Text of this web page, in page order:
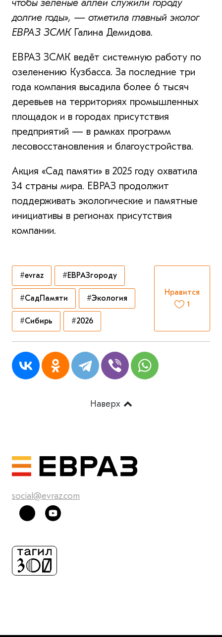
чтобы зеленые аллеи служили городу
долгие годы», — отметила главный эколог
ЕВРАЗ ЗСМК Галина Демидова.
ЕВРАЗ ЗСМК ведёт системную работу по
озеленению Кузбасса. За последние три
года компания высадила более 6 тысяч
деревьев на территориях промышленных
площадок и в городах присутствия
предприятий — в рамках программ
лесовосстановления и благоустройства.
Акция «Сад памяти» в 2025 году охватила
34 страны мира. ЕВРАЗ продолжит
поддерживать экологические и памятные
инициативы в регионах присутствия
компании.
#evraz #ЕВРАЗгороду
#СадПамяти #Экология
#Cибирь #2026
Нравится
1
Наверх
social@evraz.com